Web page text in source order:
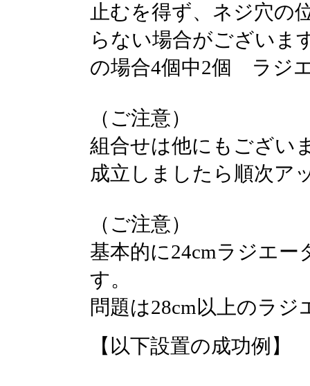
止むを得ず、ネジ穴の
らない場合がございま
の場合4個中2個 ラジ
（ご注意）
組合せは他にもござい
成立しましたら順次ア
（ご注意）
基本的に24cmラジエ
す。
問題は28cm以上のラ
【以下設置の成功例】